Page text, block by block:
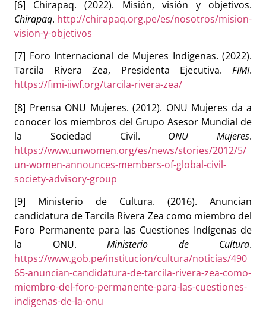
[6] Chirapaq. (2022). Misión, visión y objetivos.
Chirapaq. http://chirapaq.org.pe/es/nosotros/mision-
vision-y-objetivos
[7] Foro Internacional de Mujeres Indígenas. (2022).
Tarcila Rivera Zea, Presidenta Ejecutiva. FIMI.
https://fimi-iiwf.org/tarcila-rivera-zea/
[8] Prensa ONU Mujeres. (2012). ONU Mujeres da a
conocer los miembros del Grupo Asesor Mundial de
la Sociedad Civil. ONU Mujeres.
https://www.unwomen.org/es/news/stories/2012/5/
un-women-announces-members-of-global-civil-
society-advisory-group
[9] Ministerio de Cultura. (2016). Anuncian
candidatura de Tarcila Rivera Zea como miembro del
Foro Permanente para las Cuestiones Indígenas de
la ONU. Ministerio de Cultura.
https://www.gob.pe/institucion/cultura/noticias/490
65-anuncian-candidatura-de-tarcila-rivera-zea-como-
miembro-del-foro-permanente-para-las-cuestiones-
indigenas-de-la-onu